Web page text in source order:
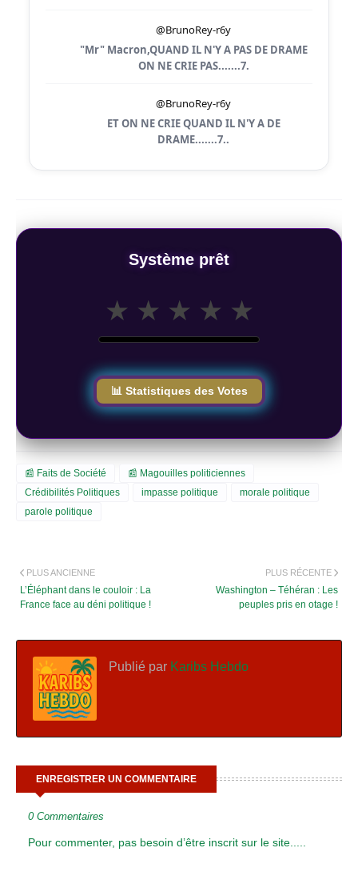
@BrunoRey-r6y
"Mr" Macron,QUAND IL N'Y A PAS DE DRAME
ON NE CRIE PAS.......7.
@BrunoRey-r6y
ET ON NE CRIE QUAND IL N'Y A DE
DRAME.......7..
Système prêt
★ ★ ★ ★ ★
📊 Statistiques des Votes
📰 Faits de Société
📰 Magouilles politiciennes
Crédibilités Politiques
impasse politique
morale politique
parole politique
PLUS RÉCENTE
Washington – Téhéran : Les
peuples pris en otage !
PLUS ANCIENNE
L’Éléphant dans le couloir : La
France face au déni politique !
Publié par Karibs Hebdo
ENREGISTRER UN COMMENTAIRE
0 Commentaires
Pour commenter, pas besoin d’être inscrit sur le site.....